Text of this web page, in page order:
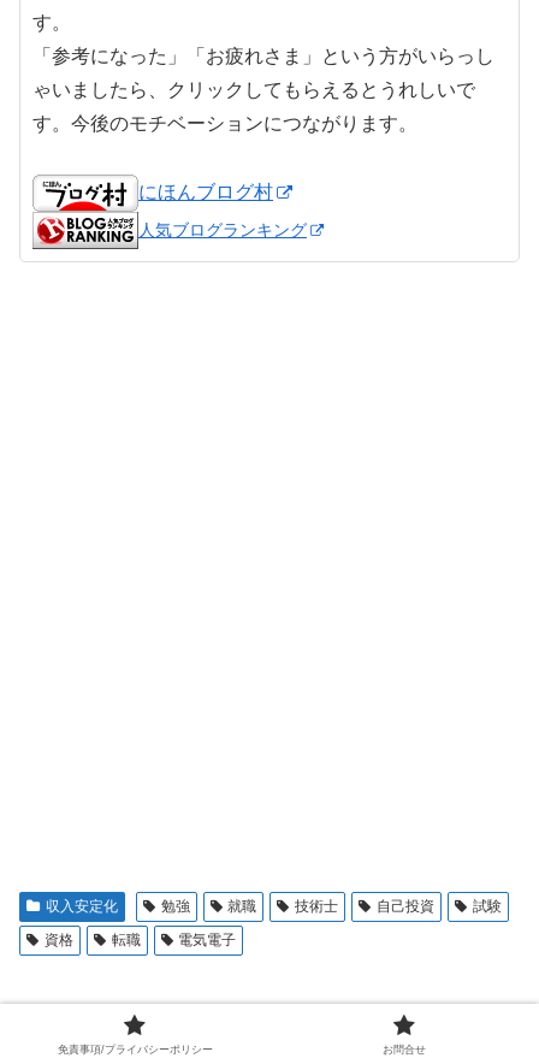
す。
「参考になった」「お疲れさま」という方がいらっし
ゃいましたら、クリックしてもらえるとうれしいで
す。今後のモチベーションにつながります。
にほんブログ村
人気ブログランキング
収入安定化 勉強 就職 技術士 自己投資
試験
資格
転職 電気電子
関連記事
免責事項/プライバシーポリシー お問合せ